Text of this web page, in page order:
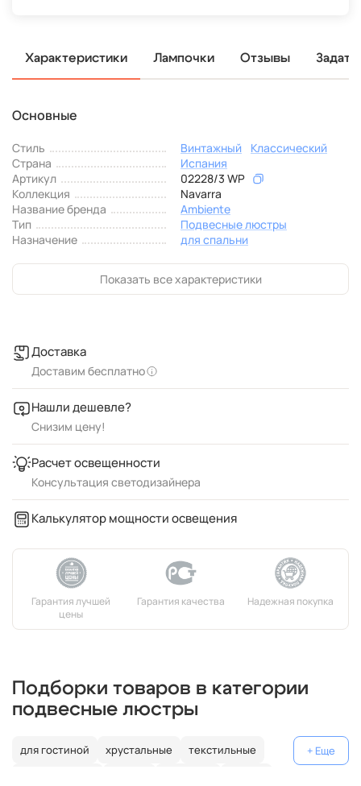
Характеристики Лампочки Отзывы
Основные
Стиль Винтажный
Классический
Страна
Испания
Артикул
02228/3 WP
Коллекция
Navarra
Название бренда
Ambiente
Тип
Подвесные люстры
Назначение
для спальни
Показать все характеристики
Доставка
Доставим бесплатно
Нашли дешевле?
Снизим цену!
Расчет освещенности
Консультация светодизайнера
Калькулятор мощности освещения
Подборки товаров в категории
подвесные люстры
для гостиной хрустальные
текстильные